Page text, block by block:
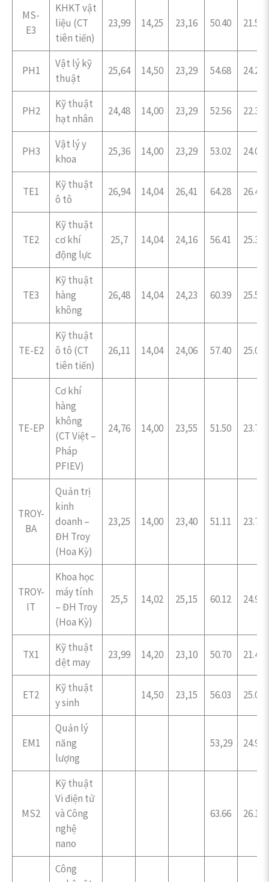
MS-
E3
KHKT vật
liệu (CT
tiên tiến)
23,99 14,25 23,16 50.40 21.50
PH1
Vật lý kỹ
thuật
25,64 14,50 23,29 54.68 24.28
PH2
Kỹ thuật
hạt nhân
24,48 14,00 23,29 52.56 22.31
PH3
Vật lý y
khoa
25,36 14,00 23,29 53.02 24.02
TE1
Kỹ thuật
ô tô
26,94 14,04 26,41 64.28 26.48
TE2
Kỹ thuật
cơ khí
động lực
25,7 14,04 24,16 56.41 25.31
TE3
Kỹ thuật
hàng
không
26,48 14,04 24,23 60.39 25.50
TE-E2
Kỹ thuật
ô tô (CT
tiên tiến)
26,11 14,04 24,06 57.40 25.00
TE-EP
Cơ khí
hàng
không
(CT Việt –
Pháp
PFIEV)
24,76 14,00 23,55 51.50 23.70
TROY-
BA
Quản trị
kinh
doanh –
ĐH Troy
(Hoa Kỳ)
23,25 14,00 23,40 51.11 23.70
TROY-
IT
Khoa học
máy tính
– ĐH Troy
(Hoa Kỳ)
25,5 14,02 25,15 60.12 24.96
TX1
Kỹ thuật
dệt may
23,99 14,20 23,10 50.70 21.40
ET2
Kỹ thuật
y sinh
14,50 23,15 56.03 25.04
EM1
Quản lý
năng
lượng
53,29 24.98
MS2
Kỹ thuật
Vi điện tử
và Công
nghệ
nano
63.66 26.18
Công